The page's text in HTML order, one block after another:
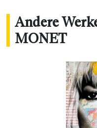
Andere
MONET